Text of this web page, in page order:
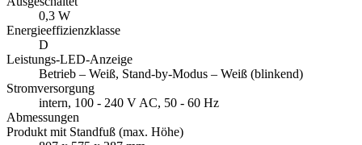
0,3 W
Energieeffizienzklasse
D
Leistungs-LED-Anzeige
Betrieb – Weiß, Stand-by-Modus – Weiß (blinkend)
Stromversorgung
intern, 100 - 240 V AC, 50 - 60 Hz
Abmessungen
Produkt mit Standfuß (max. Höhe)